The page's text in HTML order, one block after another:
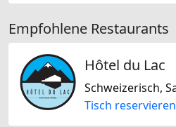
Empfohlene Restaurants
Hôtel du Lac
Tisch reservieren